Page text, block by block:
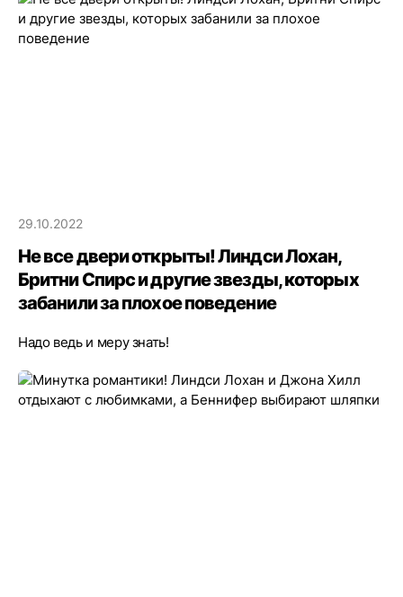
29.10.2022
Не все двери открыты! Линдси Лохан,
Бритни Спирс и другие звезды, которых
забанили за плохое поведение
Надо ведь и меру знать!